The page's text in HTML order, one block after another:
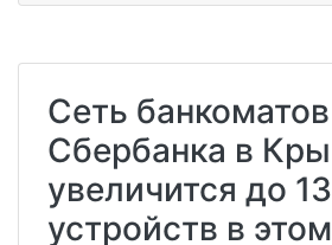
Сеть банкоматов
Сбербанка в
увеличится до
устройств в